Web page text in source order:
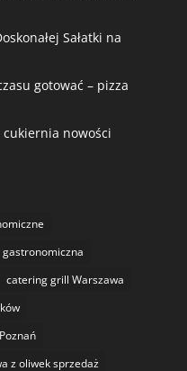
Sałatki na
gotować – pizza
nowości
gastronomiczna
catering grill Warszawa
z oliwek sprzedaż